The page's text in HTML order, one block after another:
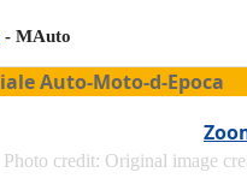
- MAuto
Auto-Moto-d-Epoca
Photo credit: Original image